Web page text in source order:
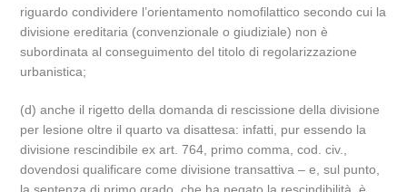
riguardo condividere l’orientamento nomofilattico secondo cui la
divisione ereditaria (convenzionale o giudiziale) non è
subordinata al conseguimento del titolo di regolarizzazione
urbanistica;
(d) anche il rigetto della domanda di rescissione della divisione
per lesione oltre il quarto va disattesa: infatti, pur essendo la
divisione rescindibile ex art. 764, primo comma, cod. civ.,
dovendosi qualificare come divisione transattiva – e, sul punto,